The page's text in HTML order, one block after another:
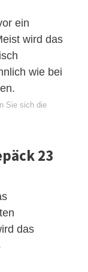
ein
wird das
wie bei
Sie sich die
23
das